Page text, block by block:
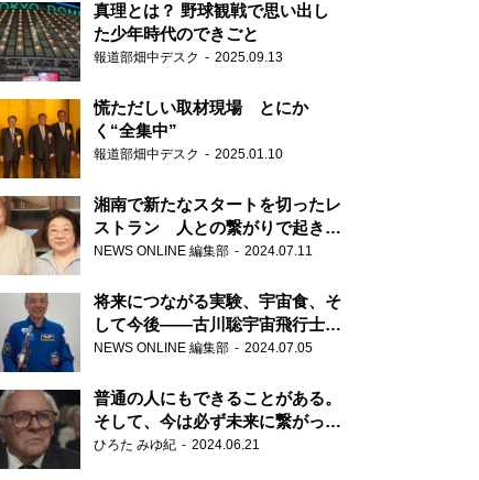
真理とは？ 野球観戦で思い出し
た少年時代のできごと
報道部畑中デスク 2025.09.13
慌ただしい取材現場 とにか
く“全集中”
報道部畑中デスク 2025.01.10
湘南で新たなスタートを切ったレ
ストラン 人との繋がりで起きた
奇跡
NEWS ONLINE 編集部 2024.07.11
将来につながる実験、宇宙食、そ
して今後――古川聡宇宙飛行士単
独インタビュー
NEWS ONLINE 編集部 2024.07.05
普通の人にもできることがある。
そして、今は必ず未来に繋がって
いく……『ONE LIFE 奇跡が繋い
ひろた みゆ紀 2024.06.21